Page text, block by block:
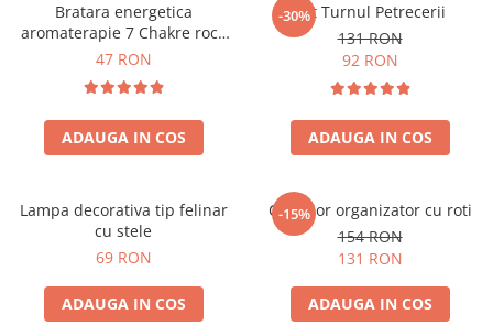
Bratara energetica
aromaterapie 7 Chakre roca
vulcanica
47 RON
ADAUGA IN COS
-30%Set Turnul Petrecerii
131 RON
92 RON
ADAUGA IN COS
Lampa decorativa tip felinar
cu stele
69 RON
ADAUGA IN COS
-15%
Carucior organizator cu roti
154 RON
131 RON
ADAUGA IN COS